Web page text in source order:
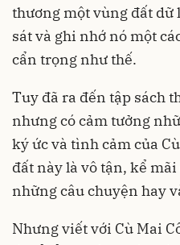
thương một vùng đất dữ
sát và ghi nhớ nó một
cẩn trọng như thế.
Tuy đã ra đến tập sách
nhưng có cảm tưởng
ký ức và tình cảm của
đất này là vô tận, kể
những câu chuyện hay
Nhưng viết với Cù Mai